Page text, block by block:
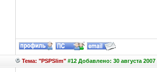
Тема: "PSPSlim"#12 Добавлено: 30 августа 2007